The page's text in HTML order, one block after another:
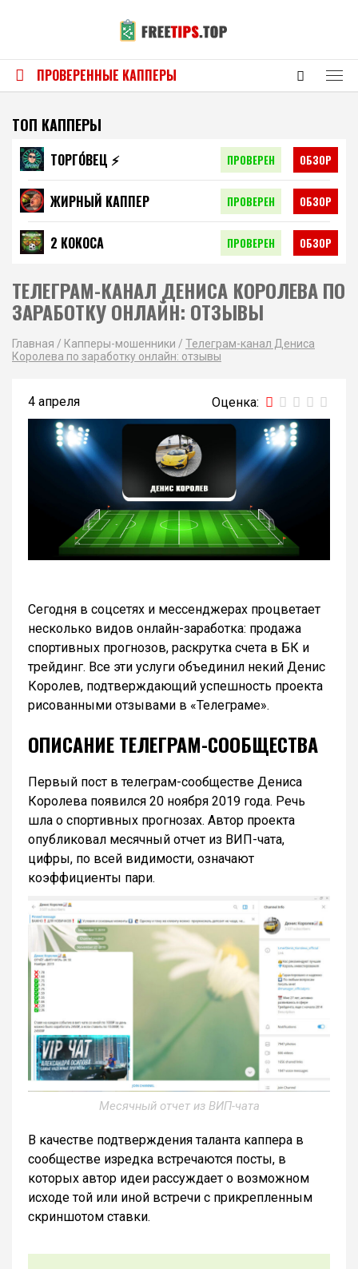
ПРОВЕРЕННЫЕ КАППЕРЫ
ТОП КАППЕРЫ
ТОРГО́ВЕЦ ⚡️ ПРОВЕРЕН ОБЗОР
ЖИРНЫЙ КАППЕР ПРОВЕРЕН ОБЗОР
2 КОКОСА ПРОВЕРЕН ОБЗОР
ТЕЛЕГРАМ-КАНАЛ ДЕНИСА КОРОЛЕВА ПО
ЗАРАБОТКУ ОНЛАЙН: ОТЗЫВЫ
Главная / Капперы-мошенники / Телеграм-канал Дениса
Королева по заработку онлайн: отзывы
4 апреля
Сегодня в соцсетях и мессенджерах процветает
несколько видов онлайн-заработка: продажа
спортивных прогнозов, раскрутка счета в БК и
трейдинг. Все эти услуги объединил некий Денис
Королев, подтверждающий успешность проекта
рисованными отзывами в «Телеграме».
ОПИСАНИЕ ТЕЛЕГРАМ-СООБЩЕСТВА
Первый пост в телеграм-сообществе Дениса
Королева появился 20 ноября 2019 года. Речь
шла о спортивных прогнозах. Автор проекта
опубликовал месячный отчет из ВИП-чата,
цифры, по всей видимости, означают
коэффициенты пари.
Месячный отчет из ВИП-чата
В качестве подтверждения таланта каппера в
сообществе изредка встречаются посты, в
которых автор идеи рассуждает о возможном
исходе той или иной встречи с прикрепленным
скриншотом ставки.